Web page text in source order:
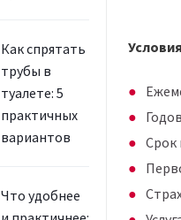
Как спрятать
трубы в
туалете: 5
практичных
вариантов
Что удобнее
Срок